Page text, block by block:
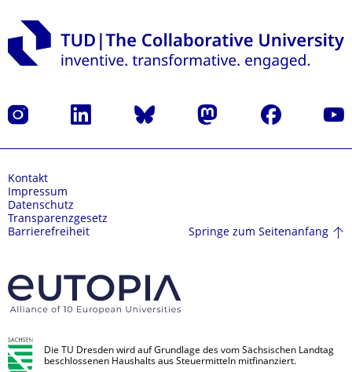
Instagram LinkedIn Bluesky Mastodon Facebook
Kontakt
Impressum
Datenschutz
Transparenzgesetz
Barrierefreiheit
Springe zum Seitenanfang
Die TU Dresden wird auf Grundlage des vom Sächsischen Landtag
beschlossenen Haushalts aus Steuermitteln mitfinanziert.